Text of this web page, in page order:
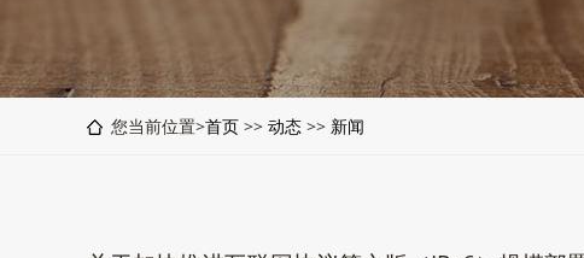
您当前位置>首页 >> 动态 >> 新闻